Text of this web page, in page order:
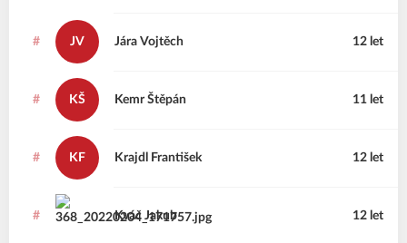
# JV Vojtěch
Jára 12 let
# KŠ Štěpán
Kemr 11 let
# KF František
Krajdl 12 let
# Jakub
Kváč 12 let